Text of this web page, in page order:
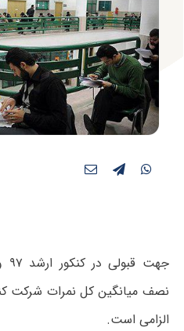
نصف میانگین کل نمرات شرکت‌
الزامی است.